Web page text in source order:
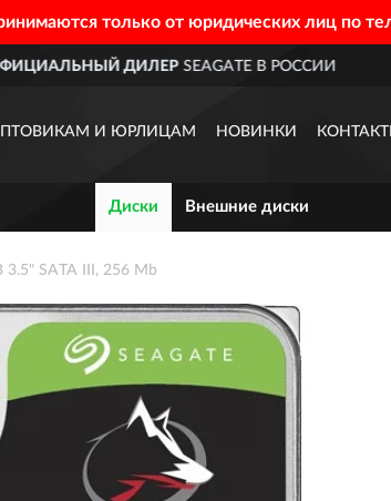
только от юридических лиц по
РОССИИ
И ЮРЛИЦАМ НОВИНКИ
Диски Внешние диски
3.5" SATA III, 256 Mb